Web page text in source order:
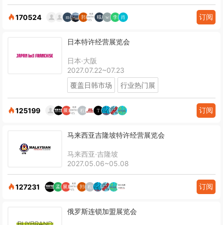
170524 订阅
日本特许经营展览会
日本·大阪
2027.07.22~07.23
覆盖日韩市场
行业热门展
125199 订阅
马来西亚吉隆坡特许经营展览会
马来西亚·吉隆坡
2027.05.06~05.08
127231 订阅
俄罗斯连锁加盟展览会